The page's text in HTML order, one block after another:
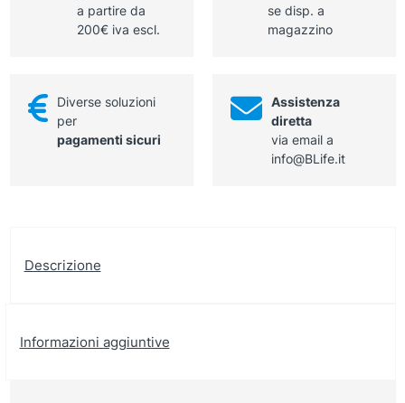
4
mm
a partire da
200€ iva escl.
se disp. a
magazzino
Diverse soluzioni
per
pagamenti sicuri
Assistenza
diretta
via email a
info@BLife.it
Descrizione
Informazioni aggiuntive